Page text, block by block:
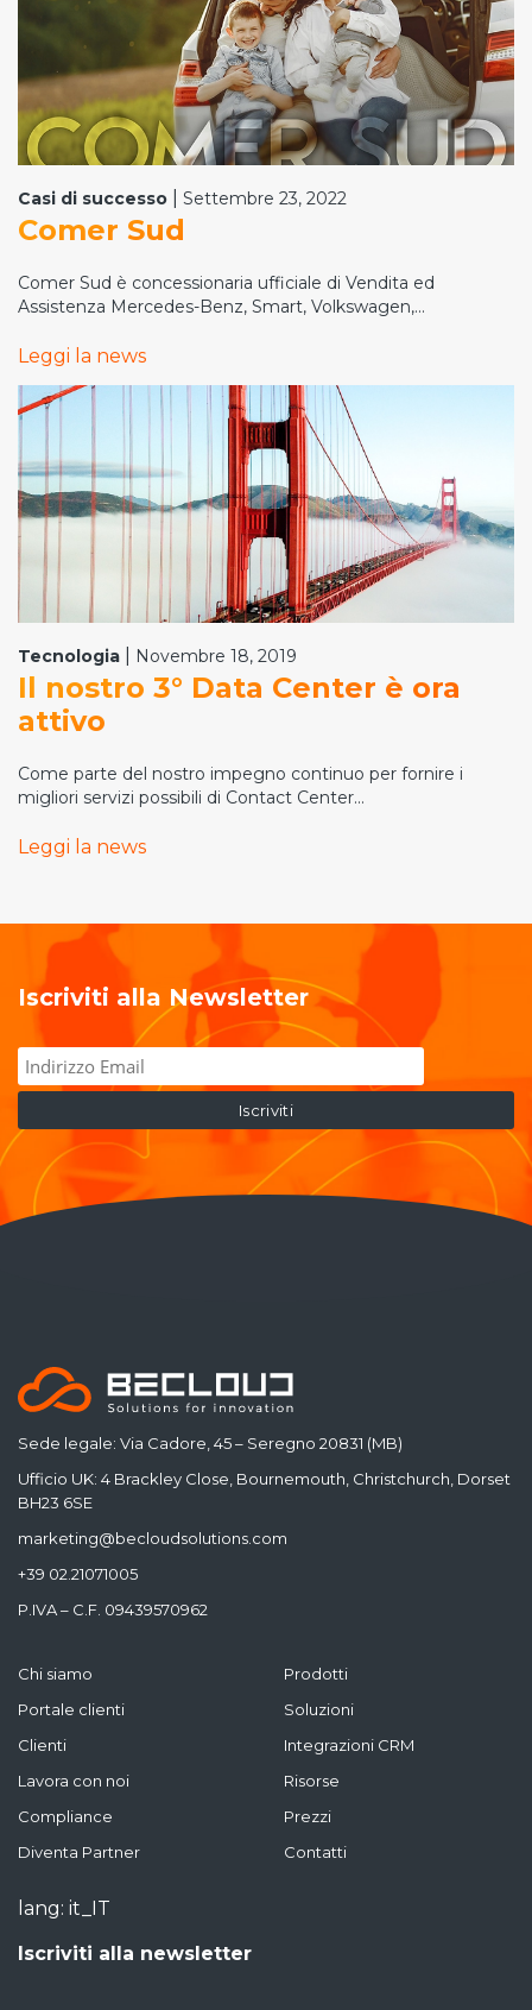
Casi di successo Settembre 23, 2022
Comer Sud
Comer Sud è concessionaria ufficiale di Vendita ed
Assistenza Mercedes-Benz, Smart, Volkswagen,...
Leggi la news
Tecnologia Novembre 18, 2019
Il nostro 3° Data Center è ora
attivo
Come parte del nostro impegno continuo per fornire i
migliori servizi possibili di Contact Center...
Leggi la news
Iscriviti alla Newsletter
Sede legale: Via Cadore, 45 – Seregno 20831 (MB)
Ufficio UK: 4 Brackley Close, Bournemouth, Christchurch, Dorset
BH23 6SE
marketing@becloudsolutions.com
+39 02.21071005
P.IVA – C.F. 09439570962
Chi siamo
Portale clienti
Clienti
Lavora con noi
Compliance
Prodotti
Soluzioni
Integrazioni CRM
Risorse
Prezzi
Diventa Partner
Contatti
lang: it_IT
Iscriviti alla newsletter